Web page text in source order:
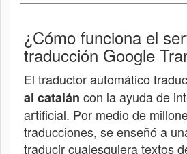
¿Cómo funciona el
traducción Google
El traductor automático
al catalán con la ayuda de
artificial. Por medio de
traducciones, se enseñó a
traducir cualesquiera textos